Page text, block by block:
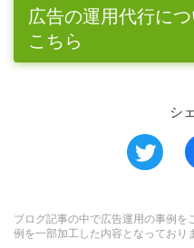
広告の運用代行に
こちら
シ
ブログ記事の中で広告運用の事例
例を一部加工した内容となっており